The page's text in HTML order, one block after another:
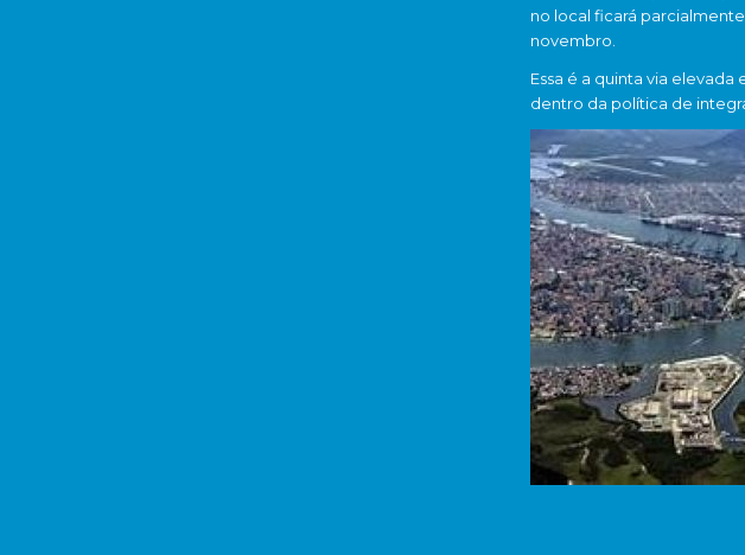
no local ficará
novembro.
Essa é a quinta via
dentro da política de